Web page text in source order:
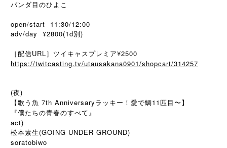
パンダ目のひよこ
open/start 11:30/12:00
adv/day ¥2800(1d別)
［配信URL］ツイキャスプレミア¥2500
https://twitcasting.tv/utausakana0901/shopcart/314257
(夜)
【歌う魚 7th Anniversaryラッキー！愛で鯛11匹目〜】
『僕たちの青春のすべて』
act)
松本素生(GOING UNDER GROUND)
soratobiwo